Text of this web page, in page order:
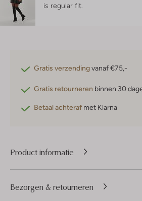
is regular fit
Gratis verzendingvanaf €75,-
Gratis retourneren binnen 30
Betaal achteraf met Klarna
Product informatie
Bezorgen & retourneren